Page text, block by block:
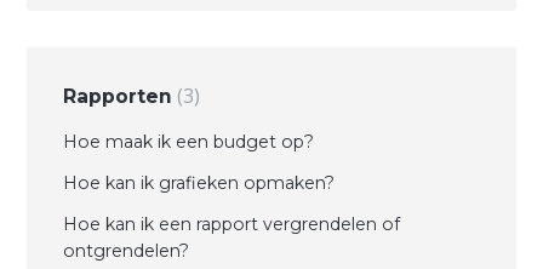
Rapporten 3
Hoe maak ik een budget op?
Hoe kan ik grafieken opmaken?
Hoe kan ik een rapport vergrendelen of
ontgrendelen?